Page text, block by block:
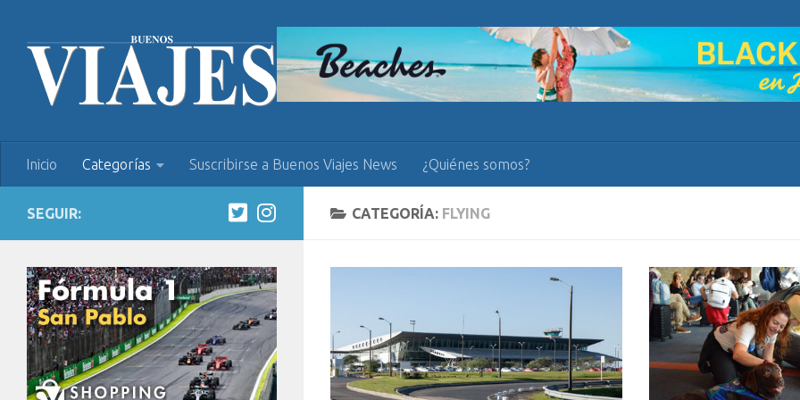
Inicio Categorías Suscribirse a Buenos Viajes News ¿Quiénes somos?
CATEGORÍA: FLYING
SEGUIR: